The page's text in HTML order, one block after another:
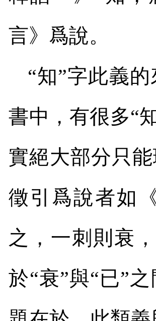
言》爲說。
“知”字此義
書中，有很多“
實絕大部分只
徵引爲說者如
之，一刺則衰
於“衰”與“已”